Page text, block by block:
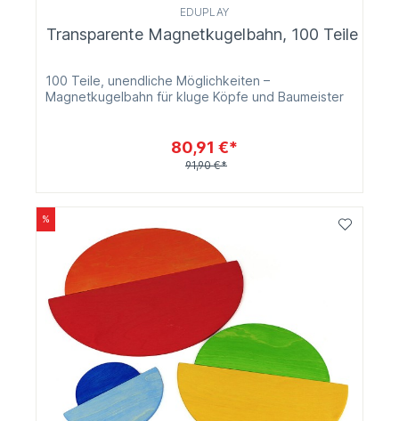
EDUPLAY
Transparente Magnetkugelbahn, 100 Teile
100 Teile, unendliche Möglichkeiten –
Magnetkugelbahn für kluge Köpfe und Baumeister
80,91 €*
91,90 €*
%